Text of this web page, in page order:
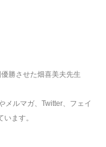
勝させた畑喜美夫先生
メルマガ、Twitter、フェイ
ます。